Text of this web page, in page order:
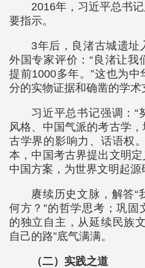
2016年，习近平总书
要指示。
3年后，良渚古城遗址
外国专家评价：“良渚让我
提前1000多年。”这也为
分的实物证据和确凿的学术
习近平总书记强调：“
风格、中国气派的考古学
古学界的影响力、话语权
本，中国考古界提出文明
中国方案，为世界文明起源
赓续历史文脉，解答“
何方？”的哲学思考；巩固
的独立自主，从延续民族
自己的路”底气满满。
（二）实践之道